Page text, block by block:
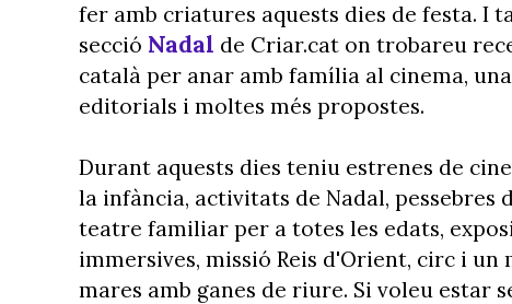
fer amb criatures aquests dies de festa. I
secció Nadal de Criar.cat on trobareu
català per anar amb família al cinema,
editorials i moltes més propostes.
Durant aquests dies teniu estrenes de
la infància, activitats de Nadal,
teatre familiar per a totes les edats,
immersives, missió Reis d'Orient, circ i
mares amb ganes de riure. Si voleu estar